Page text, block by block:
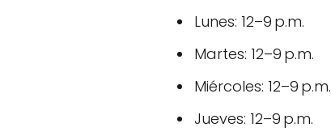
Lunes: 12–9 p.m.
Martes: 12–9 p.m.
Miércoles: 12–9 p.m.
Jueves: 12–9 p.m.